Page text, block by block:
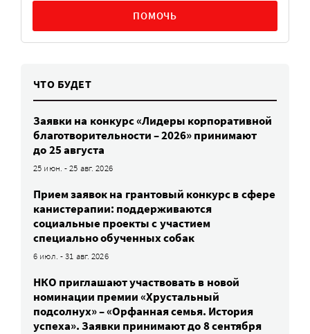
ПОМОЧЬ
ЧТО БУДЕТ
Заявки на конкурс «Лидеры корпоративной
благотворительности – 2026» принимают
до 25 августа
25 июн. - 25 авг. 2026
Прием заявок на грантовый конкурс в сфере
канистерапии: поддерживаются
социальные проекты с участием
специально обученных собак
6 июл. - 31 авг. 2026
НКО приглашают участвовать в новой
номинации премии «Хрустальный
подсолнух» – «Орфанная семья. История
успеха». Заявки принимают до 8 сентября